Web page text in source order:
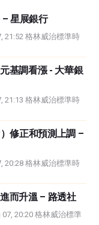
本文中提到的任何股票
係。除了FXStreet，作
準確性、完整性或適用
，遺漏或任何損失，傷害
外。本文作者和
投資建議。
星展銀行
21:52 格林威治標準時
基調看漲 - 大華銀
21:13 格林威治標準時
修正和預測上調 –
20:28 格林威治標準時
而升溫 – 路透社
07, 20:20 格林威治標準